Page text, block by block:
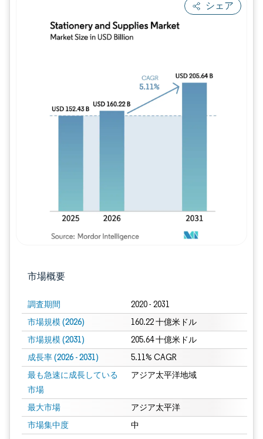
シェア
市場概要
調査期間 2020 - 2031
市場規模 (2026) 160.22 十億米ドル
市場規模 (2031) 205.64 十億米ドル
成長率 (2026 - 2031) 5.11% CAGR
最も急速に成長している
市場
アジア太平洋地域
最大市場 アジア太平洋
市場集中度 中